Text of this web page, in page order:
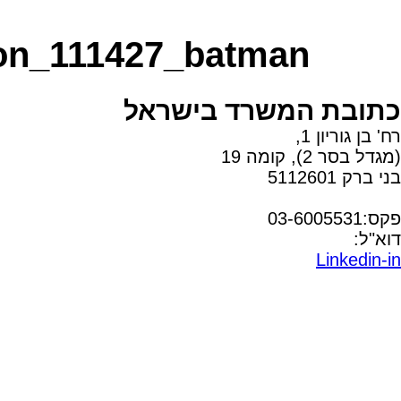
כתובת המשרד בישראל
רח' בן גוריון 1,
(מגדל בסר 2), קומה 19
בני ברק 5112601
פקס:03-6005531
דוא"ל:
Linkedin-in